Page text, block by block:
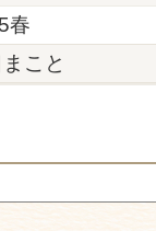
春
こと